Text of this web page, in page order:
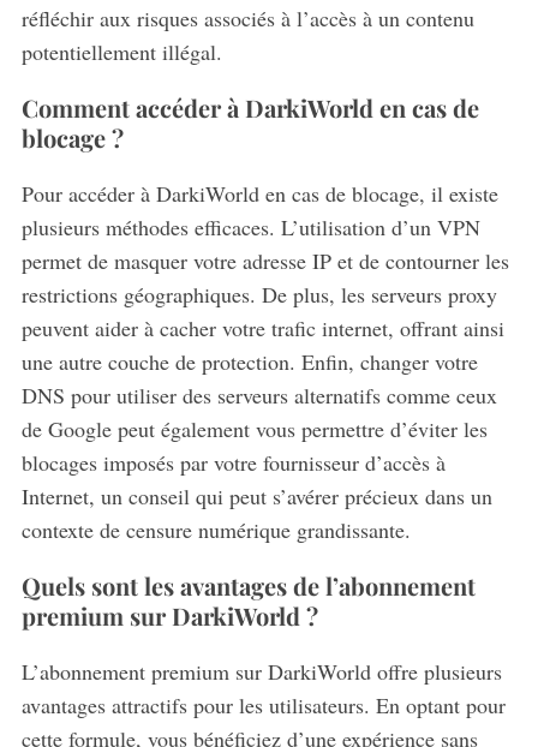
réfléchir aux risques associés à l’accès à un contenu
potentiellement illégal.
Comment accéder à DarkiWorld en cas de
blocage ?
Pour accéder à DarkiWorld en cas de blocage, il existe
plusieurs méthodes efficaces. L’utilisation d’un VPN
permet de masquer votre adresse IP et de contourner les
restrictions géographiques. De plus, les serveurs proxy
peuvent aider à cacher votre trafic internet, offrant ainsi
une autre couche de protection. Enfin, changer votre
DNS pour utiliser des serveurs alternatifs comme ceux
de Google peut également vous permettre d’éviter les
blocages imposés par votre fournisseur d’accès à
Internet, un conseil qui peut s’avérer précieux dans un
contexte de censure numérique grandissante.
Quels sont les avantages de l’abonnement
premium sur DarkiWorld ?
L’abonnement premium sur DarkiWorld offre plusieurs
avantages attractifs pour les utilisateurs. En optant pour
cette formule, vous bénéficiez d’une expérience sans